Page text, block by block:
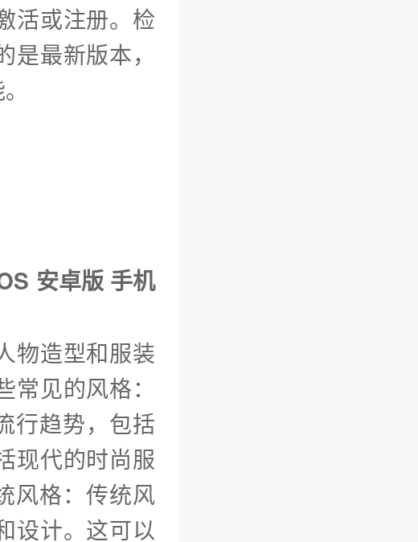
活或注册。检
最新版本，
安卓版 手机
物造型和服装
见的风格：
行趋势，包括
现代的时尚服
风格：传统风
设计。这可以